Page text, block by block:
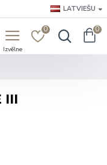
LATVIEŠU
0 0
III